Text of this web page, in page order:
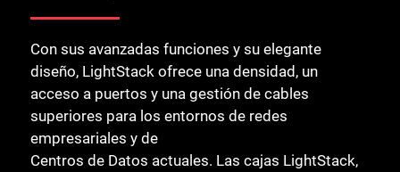
Con sus avanzadas funciones y su elegante
diseño, LightStack ofrece una densidad, un
acceso a puertos y una gestión de cables
superiores para los entornos de redes
empresariales y de
Centros de Datos actuales. Las cajas LightStack,